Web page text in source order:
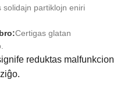
solidajn partiklojn eniri
Certigas glatan
reduktas malfunkcion